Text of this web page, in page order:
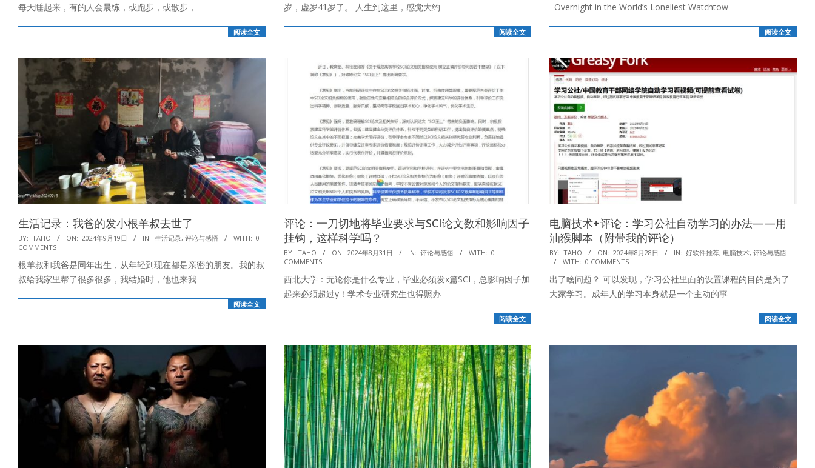
每天睡起来，有的人会晨练，或跑步，或散步，
阅读全文
岁，虚岁41岁了。 人生到这里，感觉大约
阅读全文
20
Overnight in the World’s Loneliest Watchtow
阅读全文
生活记录：我爸的发小根羊叔去世了
2024-
09-
19
BY: TAHO ON: 2024年9月19日 IN: 生活记录, 评论与感悟 WITH: 0
COMMENTS
根羊叔和我爸是同年出生，从年轻到现在都是亲密的朋友。我的叔
叔给我家里帮了很多很多，我结婚时，他也来我
阅读全文
评论：一刀切地将毕业要求与SCI论文数和影响因子
挂钩，这样科学吗？
2024-
08-
31
BY: TAHO ON: 2024年8月31日 IN: 评论与感悟 WITH: 0
COMMENTS
西北大学：无论你是什么专业，毕业必须发x篇SCI，总影响因子加
起来必须超过y！学术专业研究生也得照办
阅读全文
电脑技术+评论：学习公社自动学习的办法——用
油猴脚本（附带我的评论）
2024-
08-
28
BY: TAHO ON: 2024年8月28日 IN: 好软件推荐, 电脑技术, 评论与感悟
WITH: 0 COMMENTS
出了啥问题？ 可以发现，学习公社里面的设置课程的目的是为了
大家学习。成年人的学习本身就是一个主动的事
阅读全文